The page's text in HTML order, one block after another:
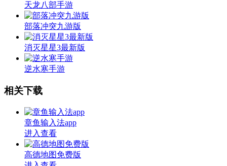
天龙八部手游
部落冲突九游版
消灭星星3最新版
逆水寒手游
相关下载
章鱼输入法app
进入查看
高德地图免费版